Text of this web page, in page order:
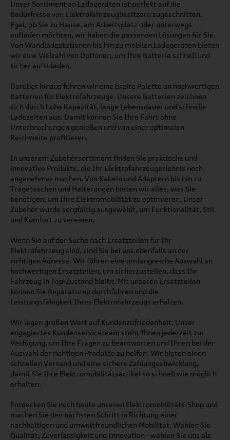
Unser Sortiment an Ladegeräten ist perfekt auf die
Bedürfnisse von Elektrofahrzeugbesitzern zugeschnitten.
Egal, ob Sie zu Hause, am Arbeitsplatz oder unterwegs
aufladen möchten, wir haben die passenden Lösungen für Sie.
Von Wandladestationen bis hin zu mobilen Ladegeräten bieten
wir eine Vielzahl von Optionen, um Ihre Batterie schnell und
sicher aufzuladen.
Darüber hinaus führen wir eine breite Palette an hochwertigen
Batterien für Elektrofahrzeuge. Unsere Batterien zeichnen
sich durch hohe Kapazität, lange Lebensdauer und schnelle
Ladezeiten aus. Damit können Sie Ihre Fahrt ohne
Unterbrechungen genießen und von einer optimalen
Reichweite profitieren.
In unserem Zubehörsortiment finden Sie praktische und
innovative Produkte, die Ihr Elektrofahrzeugerlebnis noch
angenehmer machen. Von Kabeln und Adaptern bis hin zu
Tragetaschen und Halterungen bieten wir alles, was Sie
benötigen, um Ihre Elektromobilität zu optimieren. Unser
Zubehör wurde sorgfältig ausgewählt, um Funktionalität, Stil
und Komfort zu vereinen.
Wenn Sie auf der Suche nach Ersatzteilen für Ihr
Elektrofahrzeug sind, sind Sie bei uns ebenfalls an der
richtigen Adresse. Wir führen eine umfangreiche Auswahl an
hochwertigen Ersatzteilen, um sicherzustellen, dass Ihr
Fahrzeug in Top-Zustand bleibt. Mit unseren Ersatzteilen
können Sie Reparaturen durchführen und die
Leistungsfähigkeit Ihres Elektrofahrzeugs erhalten.
Wir legen großen Wert auf Kundenzufriedenheit. Unser
engagiertes Kundenserviceteam steht Ihnen jederzeit zur
Verfügung, um Ihre Fragen zu beantworten und Ihnen bei der
Auswahl der richtigen Produkte zu helfen. Wir bieten einen
schnellen Versand und eine sichere Zahlungsabwicklung,
damit Sie Ihre Elektromobilitätsartikel so schnell wie möglich
erhalten.
Entdecken Sie noch heute unseren Elektromobilitäts-Shop und
machen Sie den nächsten Schritt in Richtung einer
nachhaltigen und umweltfreundlichen Mobilität. Wählen Sie
Qualität, Zuverlässigkeit und Innovation - wählen Sie uns als